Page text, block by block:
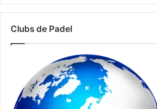
Clubs de Padel